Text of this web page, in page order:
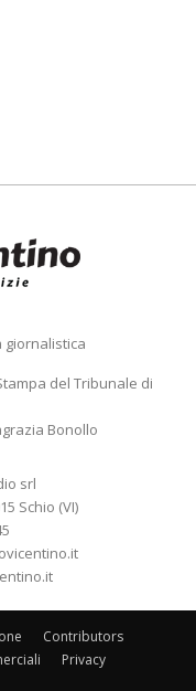
giornalistica
del Tribunale di
Bonollo
srl
Schio (VI)
Contributors
Privacy